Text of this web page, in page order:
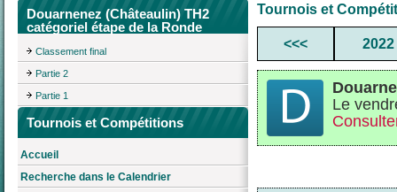
Douarnenez (Châteaulin) TH2
catégoriel étape de la Ronde
Classement final
Partie 2
Partie 1
Tournois et Compétitions
Accueil
Recherche dans le Calendrier
Tournois et
<<< 2022
Le